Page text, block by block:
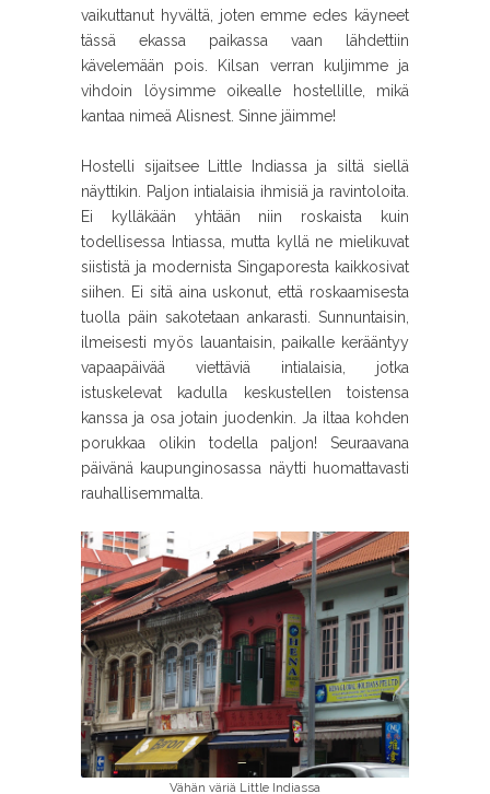
vaikuttanut hyvältä, joten emme edes käyneet
tässä ekassa paikassa vaan lähdettiin
kävelemään pois. Kilsan verran kuljimme ja
vihdoin löysimme oikealle hostellille, mikä
kantaa nimeä Alisnest. Sinne jäimme!
Hostelli sijaitsee Little Indiassa ja siltä siellä
näyttikin. Paljon intialaisia ihmisiä ja ravintoloita.
Ei kylläkään yhtään niin roskaista kuin
todellisessa Intiassa, mutta kyllä ne mielikuvat
siististä ja modernista Singaporesta kaikkosivat
siihen. Ei sitä aina uskonut, että roskaamisesta
tuolla päin sakotetaan ankarasti. Sunnuntaisin,
ilmeisesti myös lauantaisin, paikalle kerääntyy
vapaapäivää viettäviä intialaisia, jotka
istuskelevat kadulla keskustellen toistensa
kanssa ja osa jotain juodenkin. Ja iltaa kohden
porukkaa olikin todella paljon! Seuraavana
päivänä kaupunginosassa näytti huomattavasti
rauhallisemmalta.
Vähän väriä Little Indiassa